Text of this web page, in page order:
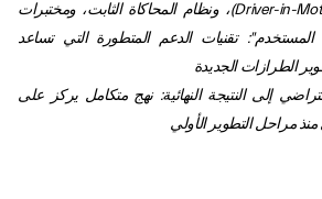
Driver-in-)، ونظام المحاكاة الثابت، ومختبرات
تقنيات الدعم المتطورة التي تساعد
الطرازات الجديدة
إلى النتيجة النهائية: نهج متكامل يركز على
مراحل التطوير الأولي